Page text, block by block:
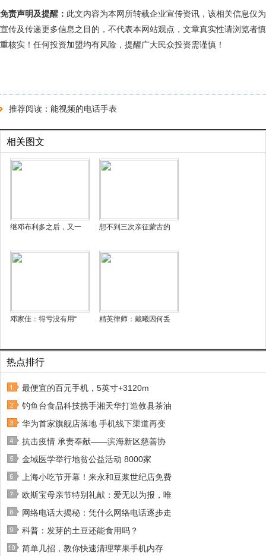
免责声明及提醒： 此文内容为本网所转载企业宣传资讯，该相关信息仅为
宣传及传递更多信息之目的，不代表本网站观点，文章真实性请浏览者慎
重核实！任何投资加盟均有风险，提醒广大民众投资需谨慎！
推荐阅读： 能视频的电话手表
相关图文
继邓布利多之后，又一 想不到三次亲征蒙古的
邓家佳：得亏没有用“ 精英律师：戴曦因何丢
热点排行
最便宜的百元手机，5英寸+3120m
钓鱼台食品科技携手湘天华打造攸县茶油
华为首家旗舰店落地 手机线下渠道再变
抗击疫情 承责奉献——滨海新区慈善协
金域医学举行地贫公益活动 8000家
上海小吃节开幕！来永和豆浆世纪店免费
欧斯宝母亲节特别礼献：爱无以为报，唯
网络电话大揭秘：凭什么网络电话逐步走
科普：发芽的土豆还能食用吗？
简单几招，教你快速清理苹果手机内存